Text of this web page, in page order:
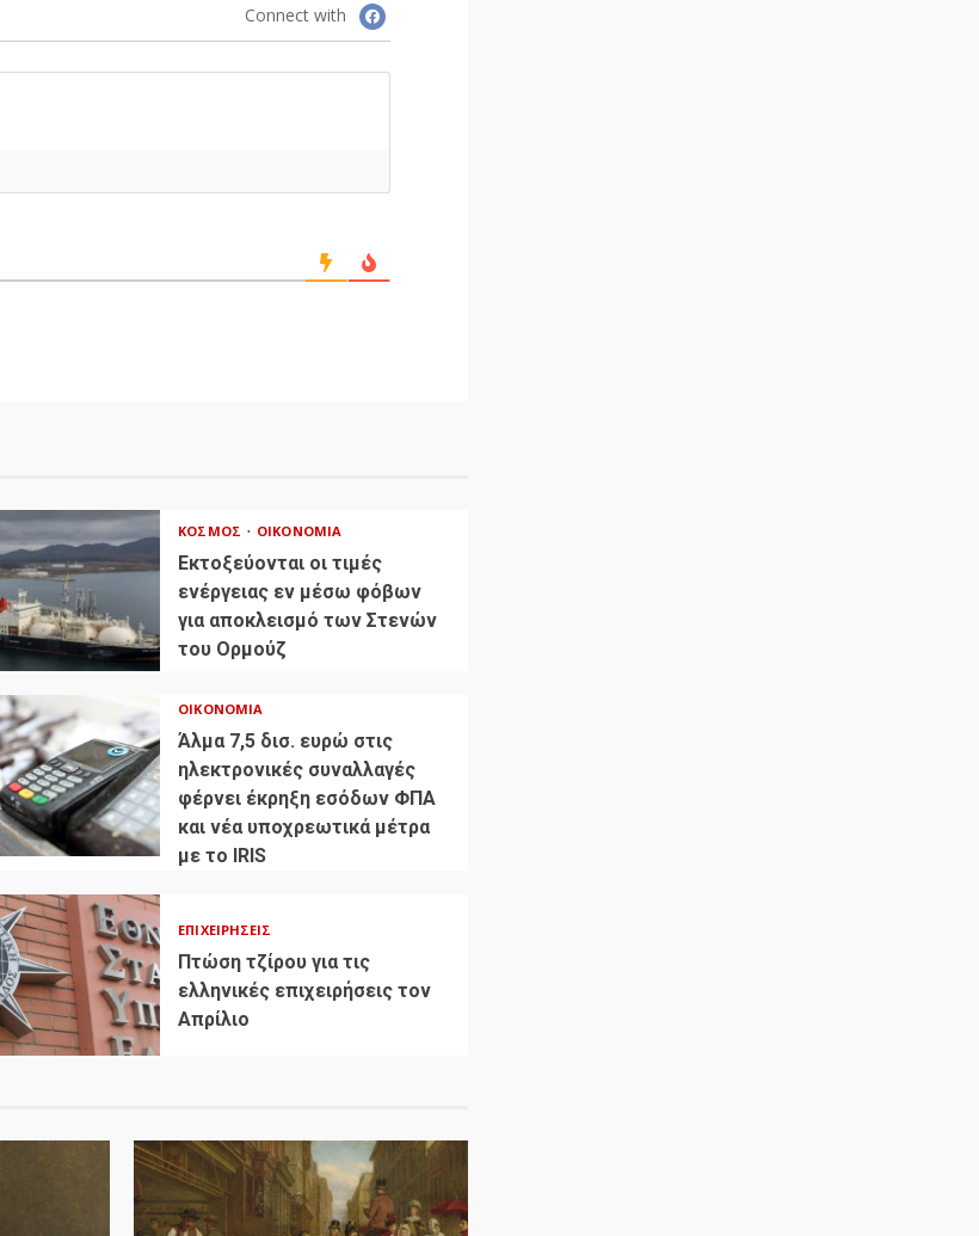
Connect with
ΚΌΣΜΟΣ ΟΙΚΟΝΟΜΊΑ
Εκτοξεύονται οι τιμές
ενέργειας εν μέσω φόβων
για αποκλεισμό των Στενών
του Ορμούζ
ΟΙΚΟΝΟΜΊΑ
Άλμα 7,5 δισ. ευρώ στις
ηλεκτρονικές συναλλαγές
φέρνει έκρηξη εσόδων ΦΠΑ
και νέα υποχρεωτικά μέτρα
με το IRIS
ΕΠΙΧΕΙΡΉΣΕΙΣ
Πτώση τζίρου για τις
ελληνικές επιχειρήσεις τον
Απρίλιο